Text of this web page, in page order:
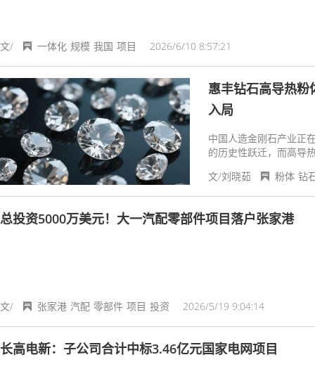
文/ 2026/6/10 8:57:21
一体化 规模 我国 项目
惠丰钻石高导热
入局
中国人造金刚石产业正
的历史性跃迁，而高导
文/刘晓茹
粉体 钻
总投资5000万美元！大一汽配零部件项目落户张家港
文/ 2026/5/19 9:04:14
张家港 汽配 零部件 项目 投资
长高电新：子公司合计中标3.46亿元国家电网项目